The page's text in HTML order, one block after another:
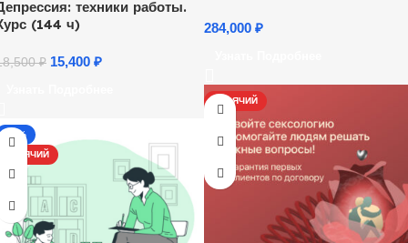
284,000 ₽
техники работы.
(144 ч)
₽ 15,400 ₽
ГОРЯЧИЙ
-13%
ГОРЯЧИЙ